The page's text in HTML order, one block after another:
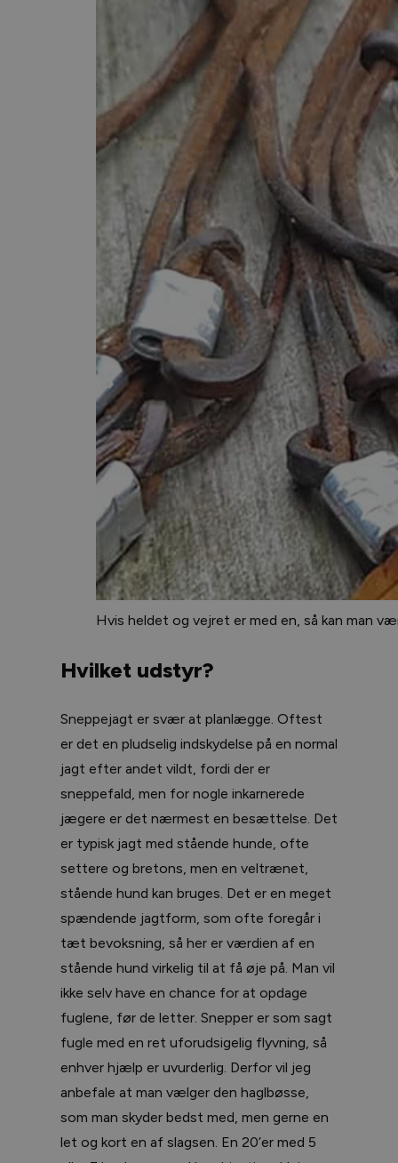
Hvis heldet og vejret er med en, så kan man
Hvilket udstyr?
Sneppejagt er svær at planlægge. Oftest
er det en pludselig indskydelse på en normal
jagt efter andet vildt, fordi der er
sneppefald, men for nogle inkarnerede
jægere er det nærmest en besættelse. Det
er typisk jagt med stående hunde, ofte
settere og bretons, men en veltrænet,
stående hund kan bruges. Det er en meget
spændende jagtform, som ofte foregår i
tæt bevoksning, så her er værdien af en
stående hund virkelig til at få øje på. Man vil
ikke selv have en chance for at opdage
fuglene, før de letter. Snepper er som sagt
fugle med en ret uforudsigelig flyvning, så
enhver hjælp er uvurderlig. Derfor vil jeg
anbefale at man vælger den haglbøsse,
som man skyder bedst med, men gerne en
let og kort en af slagsen. En 20’er med 5